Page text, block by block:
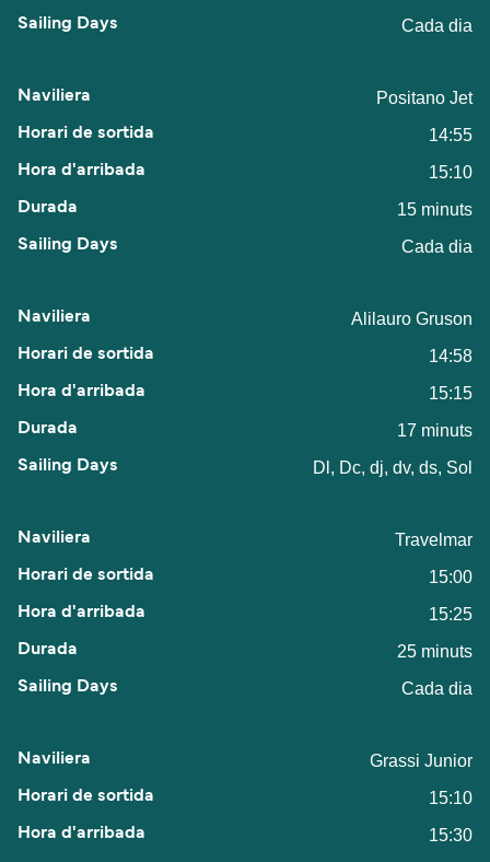
Cada dia
Positano Jet
14:55
15:10
15 minuts
Cada dia
Alilauro Gruson
14:58
15:15
17 minuts
Dl, Dc, dj, dv, ds, Sol
Travelmar
15:00
15:25
25 minuts
Cada dia
Grassi Junior
15:10
15:30